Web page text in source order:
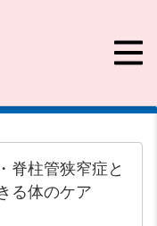
脊柱管狭窄症と
る体のケア